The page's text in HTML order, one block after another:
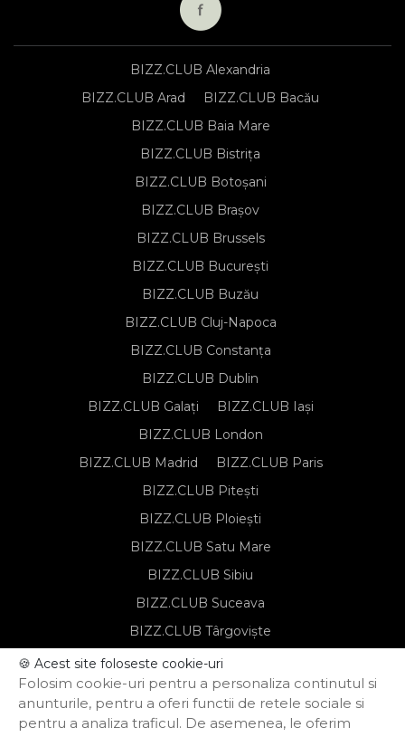
BIZZ.CLUB Alexandria
BIZZ.CLUB Arad
BIZZ.CLUB Bacău
BIZZ.CLUB Baia Mare
BIZZ.CLUB Bistrița
BIZZ.CLUB Botoșani
BIZZ.CLUB Brașov
BIZZ.CLUB Brussels
BIZZ.CLUB București
BIZZ.CLUB Buzău
BIZZ.CLUB Cluj-Napoca
BIZZ.CLUB Constanța
BIZZ.CLUB Dublin
BIZZ.CLUB Galați
BIZZ.CLUB Iași
BIZZ.CLUB London
BIZZ.CLUB Madrid
BIZZ.CLUB Paris
BIZZ.CLUB Pitești
BIZZ.CLUB Ploiești
BIZZ.CLUB Satu Mare
BIZZ.CLUB Sibiu
BIZZ.CLUB Suceava
BIZZ.CLUB Târgoviște
BIZZ.CLUB Târgu Mureș
BIZZ.CLUB Timișoara
🍪 Acest site foloseste cookie-uri
Folosim cookie-uri pentru a personaliza continutul si
anunturile, pentru a oferi functii de retele sociale si
pentru a analiza traficul. De asemenea, le oferim